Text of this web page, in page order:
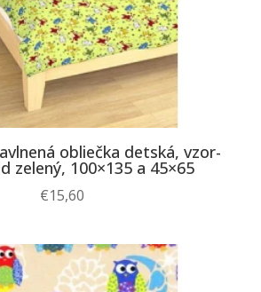
obliečka detská, vzor-
zelený, 100×135 a 45×65
€15,60